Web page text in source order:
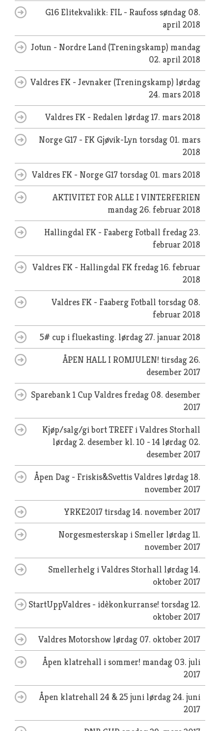
G16 Elitekvalikk: FIL - Raufosssøndag 08.
april 2018
Jotun - Nordre Land (Treningskamp) mandag
02. april 2018
Valdres FK - Jevnaker (Treningskamp) lørdag
24. mars 2018
Valdres FK - Redalen lørdag 17. mars 2018
Norge G17 - FK Gjøvik-Lyn torsdag 01. mars
2018
Valdres FK - Norge G17torsdag 01. mars 2018
AKTIVITET FOR ALLE I VINTERFERIEN
mandag 26. februar 2018
Hallingdal FK - Faaberg Fotball fredag 23.
februar 2018
Valdres FK - Hallingdal FK fredag 16. februar
2018
Valdres FK - Faaberg Fotball torsdag 08.
februar 2018
5# cup i fluekasting. lørdag 27. januar 2018
ÅPEN HALL I ROMJULEN! tirsdag 26.
desember 2017
Sparebank 1 Cup Valdresfredag 08. desember
2017
Kjøp/salg/gi bort TREFF i Valdres Storhall
lørdag 2. desember kl. 10 - 14 lørdag 02.
desember 2017
Åpen Dag - Friskis&Svettis Valdres lørdag 18.
november 2017
YRKE2017tirsdag 14. november 2017
Norgesmesterskap i Smeller lørdag 11.
november 2017
Smellerhelg i Valdres Storhall lørdag 14.
oktober 2017
StartUppValdres - idèkonkurranse! torsdag 12.
oktober 2017
Valdres Motorshow lørdag 07. oktober 2017
Åpen klatrehall i sommer! mandag 03. juli
2017
Åpen klatrehall 24 & 25 juni lørdag 24. juni
2017